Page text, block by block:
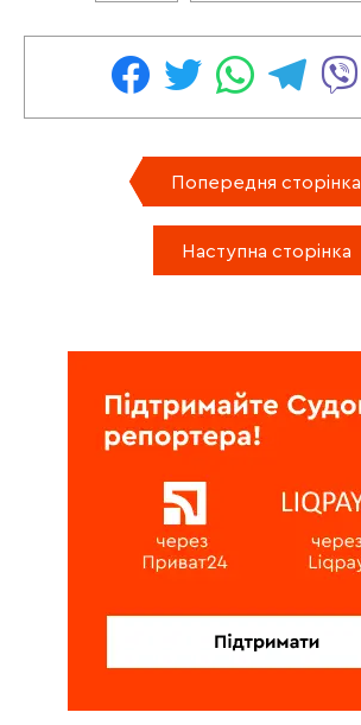
Попередня сторінка
Наступна сторінка